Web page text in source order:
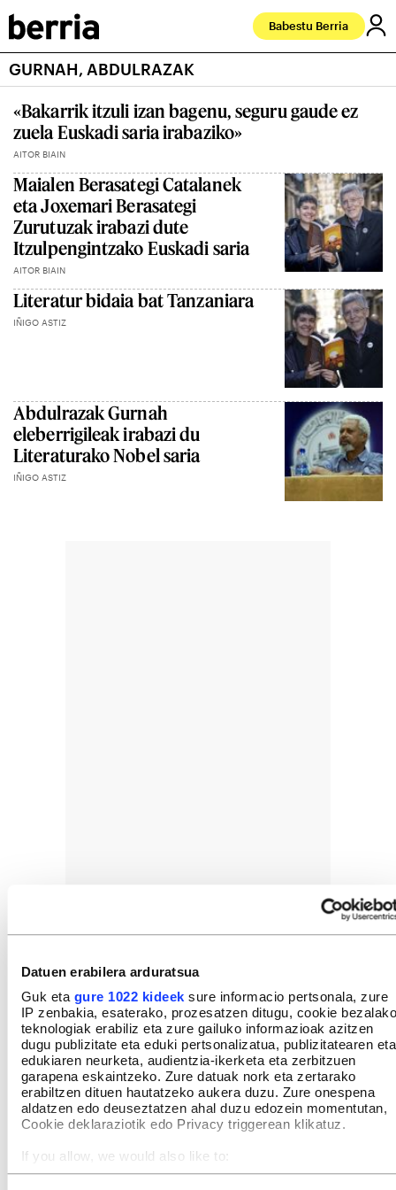
Datuen erabilera arduratsua
Guk eta gure 1022 kideek sure informacio pertsonala, zure
IP zenbakia, esaterako, prozesatzen ditugu, cookie bezalako
teknologiak erabiliz eta zure gailuko informazioak azitzen
dugu publizitate eta eduki pertsonalizatua, publizitatearen eta
edukiaren neurketa, audientzia-ikerketa eta zerbitzuen
garapena eskaintzeko. Zure datuak nork eta zertarako
erabiltzen dituen hautatzeko aukera duzu. Zure onespena
aldatzen edo deuseztatzen ahal duzu edozein momentutan,
Cookie deklaraziotik edo Privacy triggerean klikatuz.
If you allow, we would also like to:
Collect information about your geographical location
Babestu Berria
GURNAH, ABDULRAZAK
«Bakarrik itzuli izan bagenu, seguru gaude ez
zuela Euskadi saria irabaziko»
AITOR BIAIN
Maialen Berasategi Catalanek
eta Joxemari Berasategi
Zurutuzak irabazi dute
Itzulpengintzako Euskadi saria
AITOR BIAIN
Literatur bidaia bat Tanzaniara
IÑIGO ASTIZ
Abdulrazak Gurnah
eleberrigileak irabazi du
Literaturako Nobel saria
IÑIGO ASTIZ